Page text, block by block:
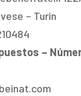
– Turin
–